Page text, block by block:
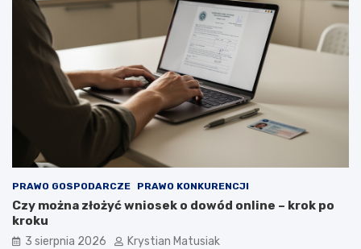
PRAWO GOSPODARCZE PRAWO KONKURENCJI
Czy można złożyć wniosek o dowód online – krok po
kroku
3 sierpnia 2026 Krystian Matusiak